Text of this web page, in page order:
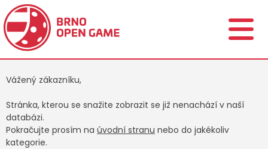
Vážený zákazníku,
Stránka, kterou se snažite zobrazit se již nenachází v naší
databázi.
Pokračujte prosím na úvodní stranu nebo do jakékoliv
kategorie.